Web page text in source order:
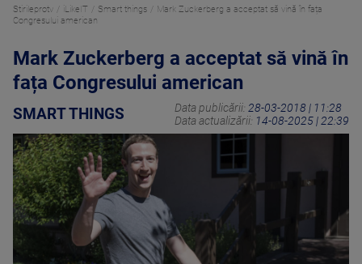
Stirileprotv iLikeIT Smart things
Mark Zuckerberg a acceptat să vină în fața
Congresului american
Mark Zuckerberg a acceptat să vină în
fața Congresului american
SMART THINGS Data publicării: 28-03-2018 | 11:28
Data actualizării: 14-08-2025 | 22:39